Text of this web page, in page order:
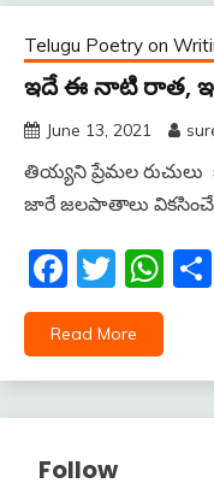
Telugu Poetry on
ఇదే ఈ నాటి రాత,
June 13, 2021
తియ్యని ప్రేమల రుచులు
జారే జలపాతాలు వికసించే
Read More
Follow